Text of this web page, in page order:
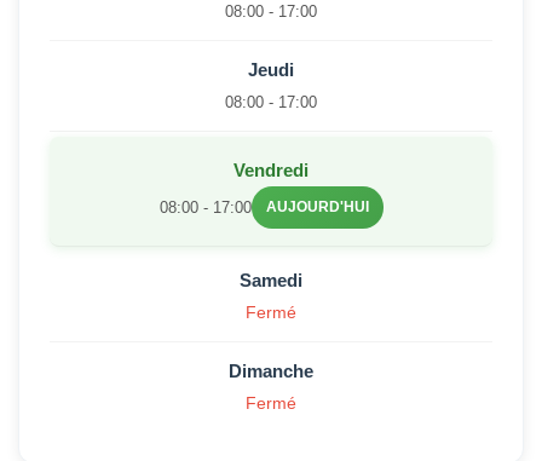
08:00 - 17:00
Jeudi
08:00 - 17:00
Vendredi
08:00 - 17:00 AUJOURD'HUI
Samedi
Fermé
Dimanche
Fermé